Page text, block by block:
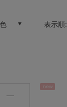
表示順:
new